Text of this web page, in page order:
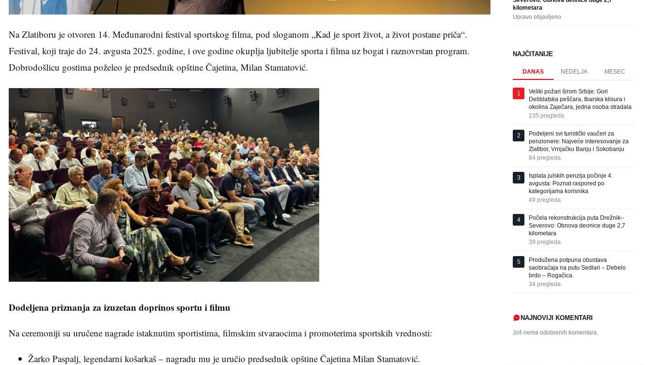
Na Zlatiboru je otvoren 14. Međunarodni festival sportskog filma, pod sloganom „Kad je sport život, a život postane priča“.
Festival, koji traje do 24. avgusta 2025. godine, i ove godine okuplja ljubitelje sporta i filma uz bogat i raznovrstan program.
Dobrodošlicu gostima poželeo je predsednik opštine Čajetina, Milan Stamatović.
Dodeljena priznanja za izuzetan doprinos sportu i filmu
Na ceremoniji su uručene nagrade istaknutim sportistima, filmskim stvaraocima i promoterima sportskih vrednosti:
Žarko Paspalj, legendarni košarkaš – nagradu mu je uručio predsednik opštine Čajetina Milan Stamatović.
kilometara
Upravo objavljeno
NAJČITANIJE
DANAS NEDELJA MESEC
1
Veliki požari širom Srbije: Gori
Deliblatska peščara, Ibarska klisura i
okolina Zaječara, jedna osoba stradala
235 pregleda
2
Podeljeni svi turistički vaučeri za
penzionere: Najveće interesovanje za
Zlatibor, Vrnjačku Banju i Sokobanju
84 pregleda
3
Isplata julskih penzija počinje 4.
avgusta: Poznat raspored po
kategorijama korisnika
49 pregleda
4
Počela rekonstrukcija puta Drežnik–
Severovo: Obnova deonice duge 2,7
kilometara
39 pregleda
5
Produžena potpuna obustava
saobraćaja na putu Sedlari – Debelo
brdo – Rogačica
34 pregleda
NAJNOVIJI KOMENTARI
Još nema odobrenih komentara.